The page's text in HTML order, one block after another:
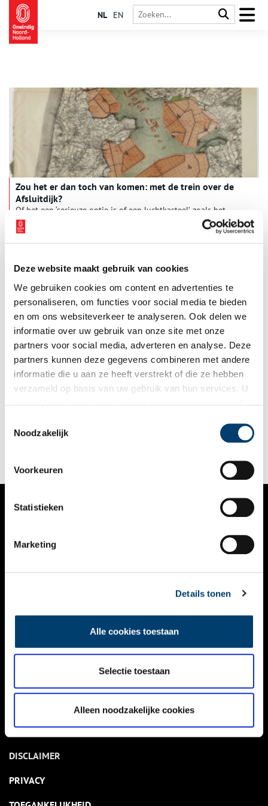
Deze website maakt gebruik van cookies
We gebruiken cookies om content en advertenties te
personaliseren, om functies voor social media te bieden
en om ons websiteverkeer te analyseren. Ook delen we
informatie over uw gebruik van onze site met onze
partners voor social media, adverteren en analyse. Deze
partners kunnen deze gegevens combineren met andere
informatie die u aan ze heeft verstrekt of die ze hebben
verzameld op basis van uw gebruik van hun services. U
Noodzakelijk
Voorkeuren
Statistieken
Marketing
Details tonen
Alle cookies toestaan
Selectie toestaan
Alleen noodzakelijke cookies
NL EN
Zou het er dan toch van komen: met de trein over de
Afsluitdijk?
Of het een ‘serieuze optie is of een luchtkasteel’, zoals het
Haarlems Dagblad schreef, dat moet nog maar blijken, maar de
projectgroep die in opdracht van het Rijk onderzoek gaat
doen naar de Lely-spoorlijn (Lelystad-Emmeloord-
Amsterdam via Alkmaar en de Afsluitdijk met het noorden van
het land te verbinden.
Zaanstreek: het Noordhollands Kanaal
Het Noordhollands Kanaal kronkelt door het landschap tussen
Den Helder en Amsterdam. Het werd in 1824 aangelegd om de
Zaanstreek, hoewel die vreemd genoeg niet direct aan het
kanaal kwam te liggen.
NIEUWS
KALENDER
ACTIVITEITEN
NIEUWSBRIEF
DISCLAIMER
PRIVACY